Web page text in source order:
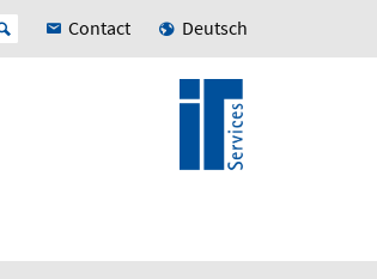
Contact Deutsch